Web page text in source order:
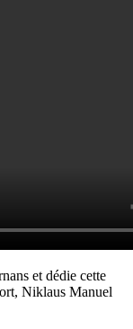
et dédie cette
Niklaus Manuel